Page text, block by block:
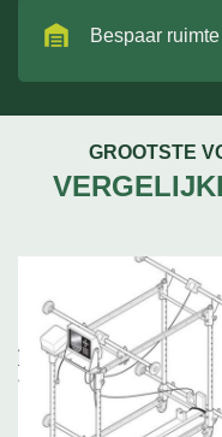
Bespaar
GROOTSTE